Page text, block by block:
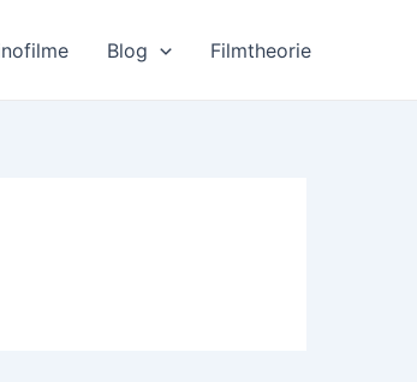
Blog Filmtheorie